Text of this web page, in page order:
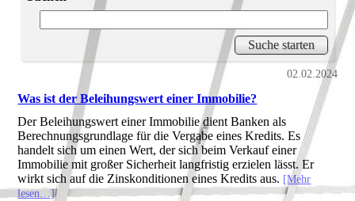
02.02.2024
Was ist der Beleihungswert einer Immobilie?
Der Beleihungswert einer Immobilie dient Banken als
Berechnungsgrundlage für die Vergabe eines Kredits. Es
handelt sich um einen Wert, der sich beim Verkauf einer
Immobilie mit großer Sicherheit langfristig erzielen lässt. Er
wirkt sich auf die Zinskonditionen eines Kredits aus. [Mehr
lesen…]